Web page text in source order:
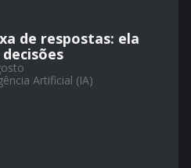
de respostas: ela
Artificial (IA)